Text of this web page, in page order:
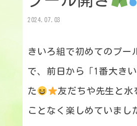
2024.07.03
きいろ組で初めてのプー
で、前日から「1番大き
た 友だちや先生と水
ことなく楽しめていまし